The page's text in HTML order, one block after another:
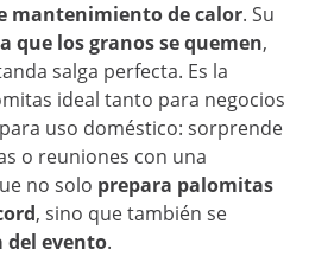
mantenimiento de calor. Su
que los granos se quemen,
salga perfecta. Es la
ideal tanto para negocios
uso doméstico: sorprende
o reuniones con una
no solo prepara palomitas
, sino que también se
del evento.